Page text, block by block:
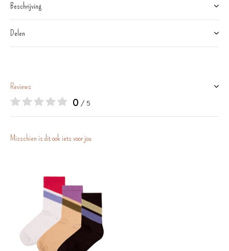
Beschrijving
Delen
Reviews
0 / 5
Misschien is dit ook iets voor jou